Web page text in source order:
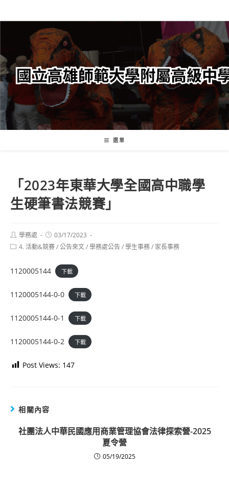
轉
要
內
容
選單
「2023年東華大學全國高中職學
生硬筆書法競賽」
Post
author:
學務處
Post
published:
03/17/2023
Post4. 活動&競賽/公告來文/學務處公告/學生事務/ 家長事務
1120005144 下載
1120005144-0-0 下載
1120005144-0-1 下載
1120005144-0-2 下載
Post Views: 147
相關內容
社團法人中華民國應用商業管理協會法律探索營-2025
夏令營
05/19/2025